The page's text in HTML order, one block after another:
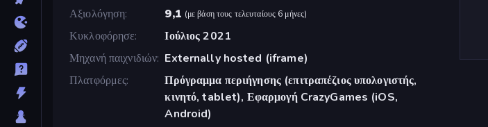
Αξιολόγηση
9,1 (με βάση τους τελευταίους 6 μήνες)
Κυκλοφόρησε
Ιούλιος 2021
Μηχανή παιχνιδιών Externally hosted (iframe)
Πλατφόρμες
Πρόγραμμα περιήγησης (επιτραπέζιος υπολογιστής,
κινητό, tablet), Εφαρμογή CrazyGames (iOS,
Android)